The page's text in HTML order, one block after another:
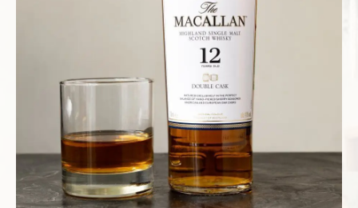
Итальянские вина
Французские вина
Испанские вина
Саке
Пиво